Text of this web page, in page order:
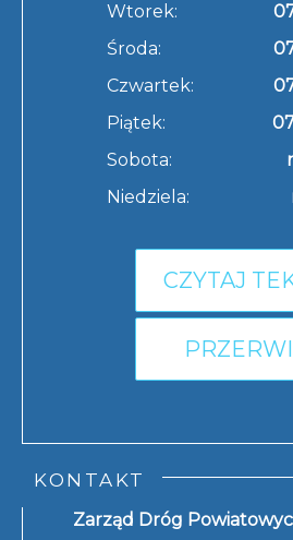
Wtorek:
Środa:
Czwartek:
Piątek:
Sobota:
Niedziela:
CZYTAJ
KONTAKT
Zarząd Dróg